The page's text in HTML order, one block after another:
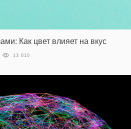
Как цвет влияет на вкус
13 010